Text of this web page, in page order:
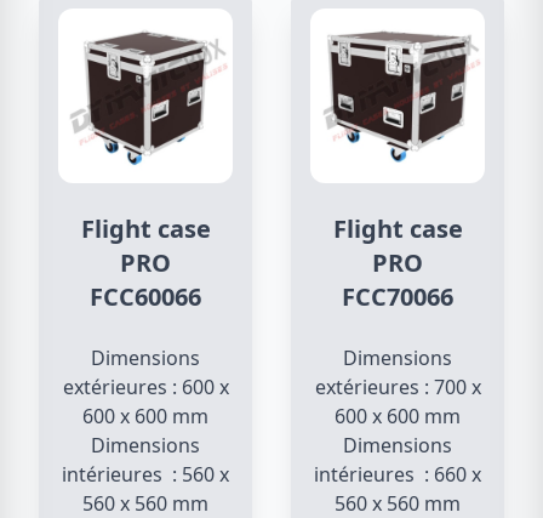
Flight case
PRO
FCC60066
Dimensions
extérieures : 600 x
600 x 600 mm
Dimensions
intérieures : 560 x
560 x 560 mm
Flight case
PRO
FCC70066
Dimensions
extérieures : 700 x
600 x 600 mm
Dimensions
intérieures : 660 x
560 x 560 mm